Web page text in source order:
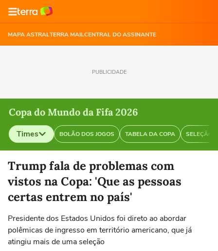
MAPA ASTRALTERRA MAILCENTRAL DO ASSINANTE
PUBLICIDADE
Copa do Mundo da Fifa 2026
Times BOLÃO DOS JOGOS TABELA DA COPA SELEÇÃO
Selecione o time para ver as notícias
Trump fala de problemas com
vistos na Copa: 'Que as pessoas
certas entrem no país'
Presidente dos Estados Unidos foi direto ao abordar
polêmicas de ingresso em território americano, que já
atingiu mais de uma seleção